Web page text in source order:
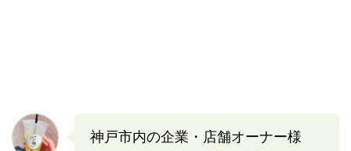
神戸市内の企業・店舗オーナー様